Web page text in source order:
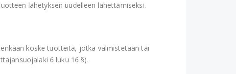
lähetyksen uudelleen lähettämiseksi.
koske tuotteita, jotka valmistetaan tai
6 luku 16 §).